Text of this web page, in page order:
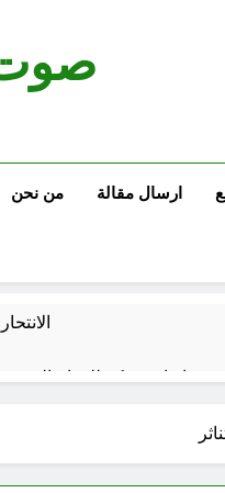
صوت
ارسال مقالة من نحن
اتفاقية مكة للدفاع